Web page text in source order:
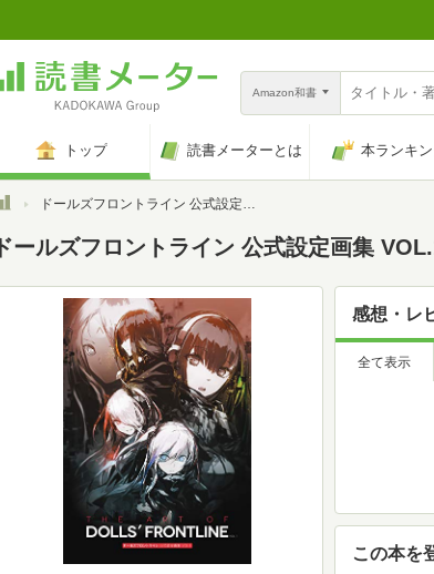
Amazon和書
トップ 読書メーターとは 本ランキ
トップドールズフロントライン 公式設定画集 VOL.1 (電撃の攻略本)
ドールズフロントライン 公式設定画集
感想・レ
全て表示
この本を